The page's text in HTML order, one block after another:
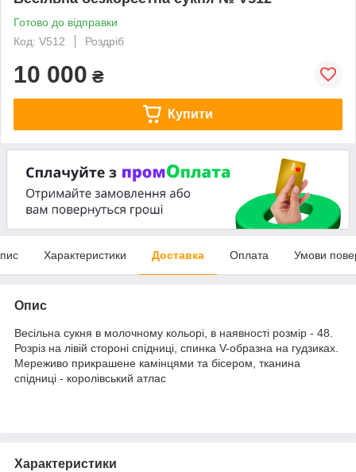
Готово до відправки
Код: V512
Роздріб
10 000 ₴
Купити
Характеристики Доставка Оплата Умови
Опис
Весільна сукня в молочному кольорі, в наявності розмір - 48.
Розріз на лівій стороні спідниці, спинка V-образна на гудзиках.
Мереживо прикрашене камінцями та бісером, тканина
спідниці - королівський атлас
Характеристики